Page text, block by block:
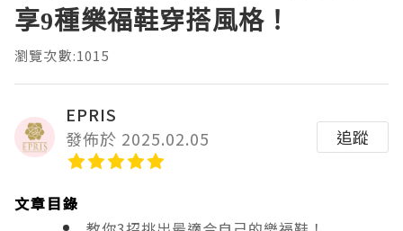
享9種樂福鞋穿搭風格！
瀏覽次數:1015
EPRIS
發佈於 2025.02.05
追蹤
文章目錄